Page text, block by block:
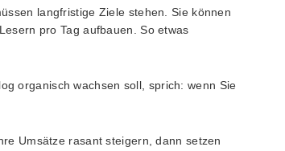
langfristige Ziele stehen. Sie können
pro Tag aufbauen. So etwas
organisch wachsen soll, sprich: wenn Sie
Umsätze rasant steigern, dann setzen